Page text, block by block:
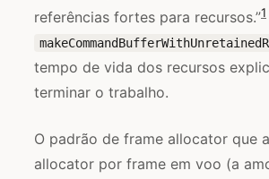
referências fortes para recursos.”1
tempo de vida dos recursos
terminar o trabalho.
O padrão de frame allocator que
allocator por frame em voo (a